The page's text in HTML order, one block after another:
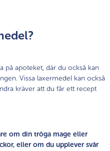
på apoteket, där du också kan
Vissa laxermedel kan också
kräver att du får ett recept
om din tröga mage eller
eller om du upplever svår